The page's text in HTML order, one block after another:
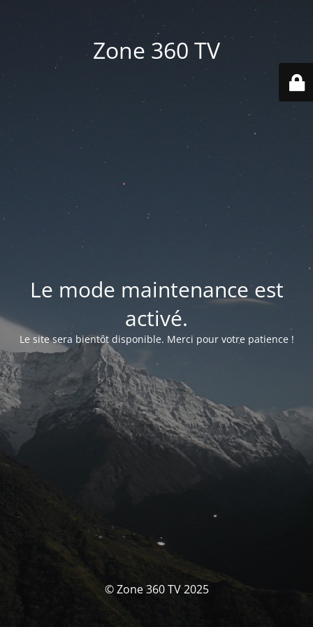
Zone 360 TV
Le mode maintenance est
activé.
Le site sera bientôt disponible. Merci pour votre patience !
© Zone 360 TV 2025